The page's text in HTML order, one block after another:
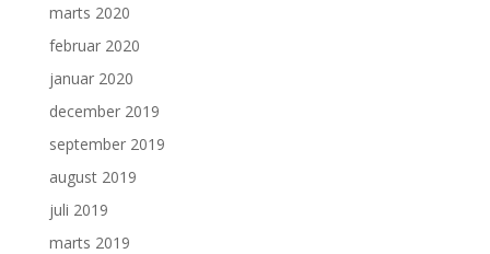
marts 2020
februar 2020
januar 2020
december 2019
september 2019
august 2019
juli 2019
marts 2019